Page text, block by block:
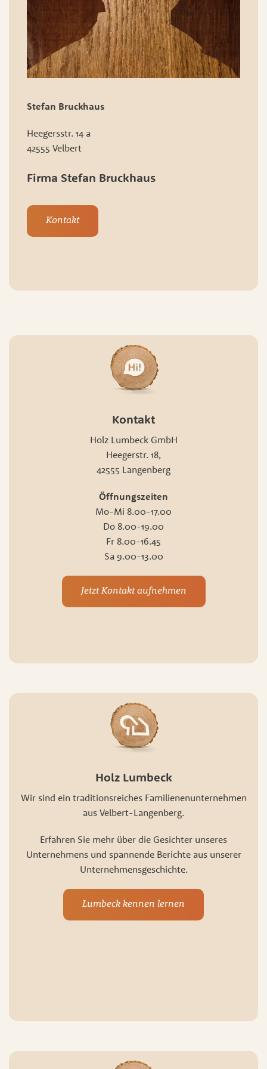
Stefan Bruckhaus
Heegersstr. 14 a
42555 Velbert
Firma Stefan Bruckhaus
Kontakt
Kontakt
Holz Lumbeck GmbH
Heegerstr. 18,
42555 Langenberg
Öffnungszeiten
Mo-Mi 8.00-17.00
Do 8.00-19.00
Fr 8.00-16.45
Sa 9.00-13.00
Jetzt Kontakt aufnehmen
Holz Lumbeck
Wir sind ein traditionsreiches Familienenunternehmen
aus Velbert-Langenberg.
Erfahren Sie mehr über die Gesichter unseres
Unternehmens und spannende Berichte aus unserer
Unternehmensgeschichte.
Lumbeck kennen lernen